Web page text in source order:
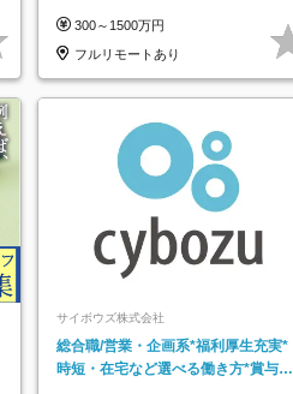
日以上
300～1500万円
フルリモートあり
サイボウズ株式会社
総合職/営業・企画系*福利厚生充実*
時短・在宅など選べる働き方*賞与年